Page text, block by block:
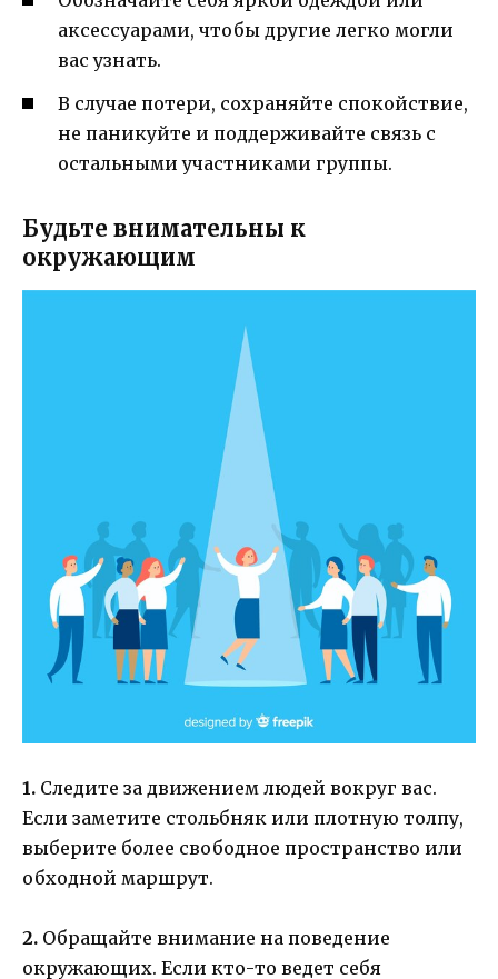
аксессуарами, чтобы другие легко могли
вас узнать.
В случае потери, сохраняйте спокойствие,
не паникуйте и поддерживайте связь с
остальными участниками группы.
Будьте внимательны к
окружающим
1. Следите за движением людей вокруг вас.
Если заметите стольбняк или плотную толпу,
выберите более свободное пространство или
обходной маршрут.
2. Обращайте внимание на поведение
окружающих. Если кто-то ведет себя